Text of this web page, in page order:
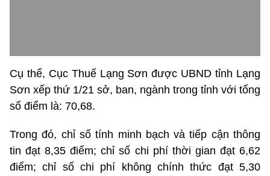
Cụ thể, Cục Thuế Lạng Sơn được UBND tỉnh Lạng
Sơn xếp thứ 1/21 sở, ban, ngành trong tỉnh với tổng
số điểm là: 70,68.
Trong đó, chỉ số tính minh bạch và tiếp cận thông
tin đạt 8,35 điểm; chỉ số chi phí thời gian đạt 6,62
điểm; chỉ số chi phí không chính thức đạt 5,30